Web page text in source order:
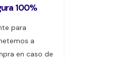
100%
para
a
en caso de